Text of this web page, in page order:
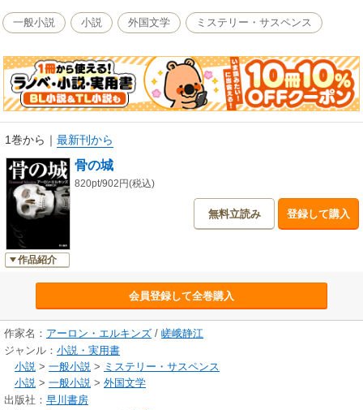
一般小説 小説 外国文学 ミステリー・サスペンス
1巻から ｜ 最新刊から
作品紹介
骨の城
820pt/902円(税込)
無料立読み 登録して購入
会員登録して全巻購入
作家名： アーロン・エルキンズ / 嵯峨静江
ジャンル： 小説・実用書
小説 > 一般小説 > ミステリー・サスペンス
小説 > 一般小説 > 外国文学
出版社： 早川書房